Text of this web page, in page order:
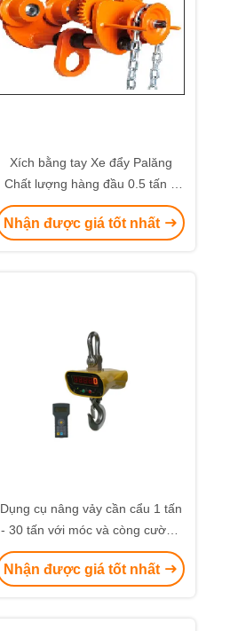
Xích bằng tay Xe đẩy Palăng
Chất lượng hàng đầu 0.5 tấn 1
tấn 2 tấn Chuỗi di chuyển Khối
cuộn Container Beam Rail
Nhận được giá tốt nhất
Dụng cụ nâng vảy cần cẩu 1 tấn
- 30 tấn với móc và còng cường
độ cao
Nhận được giá tốt nhất